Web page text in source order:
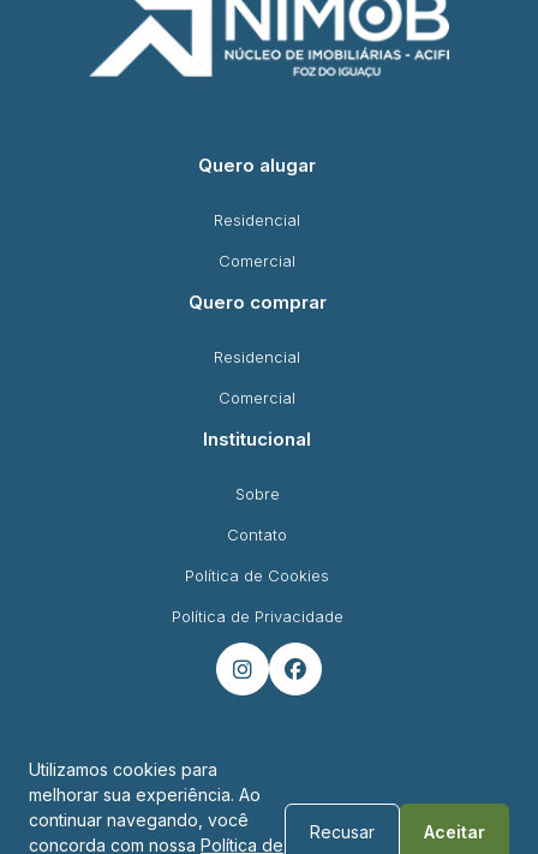
Quero alugar
Residencial
Comercial
Quero comprar
Residencial
Comercial
Institucional
Sobre
Contato
Política de Cookies
Política de Privacidade
 
Endereço
Utilizamos cookies para
melhorar sua experiência. Ao
continuar navegando, você
concorda com nossa Política de
Recusar Aceitar